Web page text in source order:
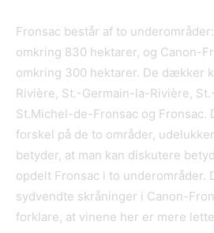
Fronsac består af to
omkring 830 hektarer, og Canon-
omkring 300 hektarer. De dækker
Rivière, St.-Germain-la-Rivière,
St.Michel-de-Fronsac og Fronsac.
forskel på de to områder,
betyder, at man kan diskutere
opdelt Fronsac i to underområder.
sydvendte skråninger i Canon-
forklare, at vinene her er mere